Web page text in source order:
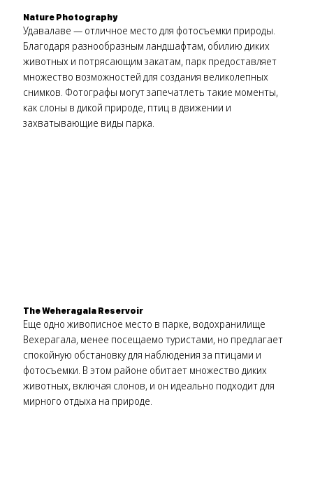
Nature Photography
Удавалаве — отличное место для фотосъемки природы.
Благодаря разнообразным ландшафтам, обилию диких
животных и потрясающим закатам, парк предоставляет
множество возможностей для создания великолепных
снимков. Фотографы могут запечатлеть такие моменты,
как слоны в дикой природе, птиц в движении и
захватывающие виды парка.
The Weheragala Reservoir
Еще одно живописное место в парке, водохранилище
Вехерагала, менее посещаемо туристами, но предлагает
спокойную обстановку для наблюдения за птицами и
фотосъемки. В этом районе обитает множество диких
животных, включая слонов, и он идеально подходит для
мирного отдыха на природе.